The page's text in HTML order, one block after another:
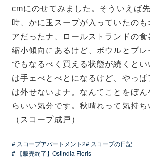
cmにのせてみました。そういえば
時、かに玉スープが入っていたのも
アだったナ、ロールストランドの
縮小傾向にあるけど、ボウルとプレ
でもなるべく買える状態が続くとい
は手ェべとべとになるけど、やっぱ
は外せないよナ。なんてことをぼ
らいい気分です。秋晴れって気持ち
（スコープ成戸）
# スコープアパートメント2# スコープの日記
# 【販売終了】Ostindia Floris